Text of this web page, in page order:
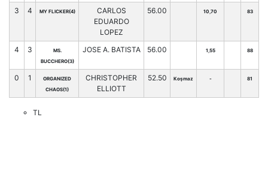
3 4 MY FLICKER(4)
CARLOS
EDUARDO
LOPEZ
56.00 10,70 83
4 3
MS.
BUCCHERO(3)
JOSE A. BATISTA 56.00 1,55 88
0 1
ORGANIZED
CHAOS(1)
CHRISTOPHER
ELLIOTT
52.50 Koşmaz - 81
TL